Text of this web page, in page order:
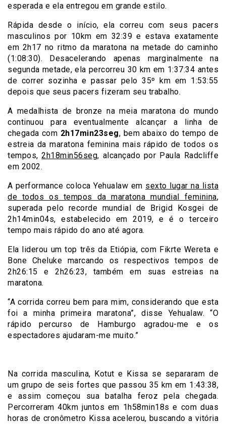
esperada e ela entregou em grande estilo.
Rápida desde o início, ela correu com seus pacers
masculinos por 10km em 32:39 e estava exatamente
em 2h17 no ritmo da maratona na metade do caminho
(1:08:30). Desacelerando apenas marginalmente na
segunda metade, ela percorreu 30 km em 1:37:34 antes
de correr sozinha e passar pelo 35º km em 1:53:55
depois que seus pacers fizeram seu trabalho.
A medalhista de bronze na meia maratona do mundo
continuou para eventualmente alcançar a linha de
chegada com 2h17min23seg, bem abaixo do tempo de
estreia da maratona feminina mais rápido de todos os
tempos,2h18min56seg, alcançado por Paula Radcliffe
em 2002.
A performance coloca Yehualaw em sexto lugar na lista
de todos os tempos da maratona mundial feminina,
superada pelo recorde mundial de Brigid Kosgei de
2h14min04s, estabelecido em 2019, e é o terceiro
tempo mais rápido do ano até agora.
Ela liderou um top três da Etiópia, com Fikrte Wereta e
Bone Cheluke marcando os respectivos tempos de
2h26:15 e 2h26:23, também em suas estreias na
maratona.
“A corrida correu bem para mim, considerando que esta
foi a minha primeira maratona”, disse Yehualaw. “O
rápido percurso de Hamburgo agradou-me e os
espectadores ajudaram-me muito.”
Na corrida masculina, Kotut e Kissa se separaram de
um grupo de seis fortes que passou 35 km em 1:43:38,
e assim começou sua batalha feroz pela chegada.
Percorreram 40km juntos em 1h58min18s e com duas
horas de cronômetro Kissa acelerou, buscando a vitória